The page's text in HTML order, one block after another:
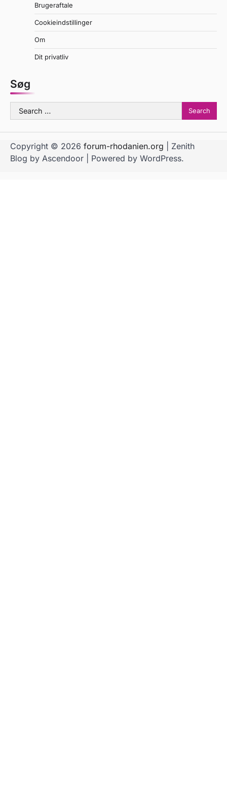
Brugeraftale
Cookieindstillinger
Om
Dit privatliv
Søg
Search
for:
Copyright © 2026 forum-rhodanien.org | Zenith
Blog by Ascendoor | Powered by WordPress.